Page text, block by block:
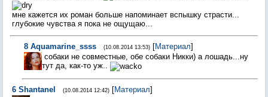
мне кажется их роман больше напоминает вспышку страсти...
глубокие чувства я пока не ощущаю...
8 Aquamarine_ssss (10.08.2014 13:53) [Материал]
собаки не совместные, обе собаки Никки) а лошадь...ну
тут да, как-то уж..
6 Shantanel (10.08.2014 12:42) [Материал]